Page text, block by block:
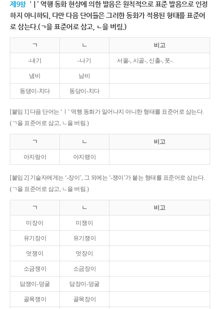
제9항 ‘ㅣ’ 역행 동화 현상에 의한 발음은 원칙적으로 표준 발음으로 인정
하지 아니하되, 다만 다음 단어들은 그러한 동화가 적용된 형태를 표준어
로 삼는다.(ㄱ을 표준어로 삼고, ㄴ을 버림.)
ㄱ ㄴ 비고
-내기 -나기 서울-, 시골-, 신출-, 풋-.
냄비 남비
동댕이-치다 동당이-치다
[붙임 1] 다음 단어는 ‘ㅣ’ 역행 동화가 일어나지 아니한 형태를 표준어로 삼는다.
(ㄱ을 표준어로 삼고, ㄴ을 버림.)
ㄱ ㄴ 비고
아지랑이 아지랭이
[붙임 2] 기술자에게는 ‘-장이’, 그 외에는 ‘-쟁이’가 붙는 형태를 표준어로 삼는다.
(ㄱ을 표준어로 삼고, ㄴ을 버림.)
ㄱ ㄴ 비고
미장이 미쟁이
유기장이 유기쟁이
멋쟁이 멋장이
소금쟁이 소금장이
담쟁이-덩굴 담장이-덩굴
골목쟁이 골목장이